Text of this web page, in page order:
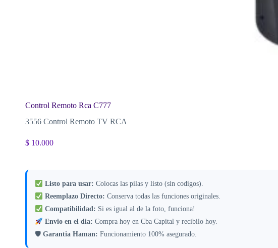
Control Remoto Rca C777
3556 Control Remoto TV RCA
$ 10.000
Listo para usar: Colocas las pilas y listo (sin codigos).
Reemplazo Directo: Conserva todas las funciones originales.
Compatibilidad: Si es igual al de la foto, funciona!
Envio en el dia: Compra hoy en Cba Capital y recibilo hoy.
🛡 Garantia Haman: Funcionamiento 100% asegurado.